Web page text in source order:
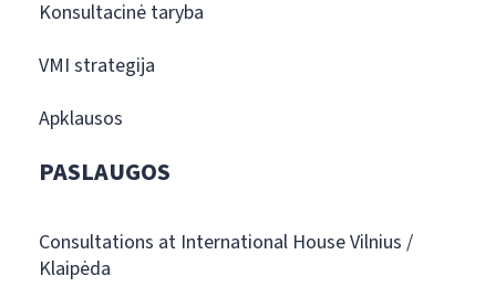
Konsultacinė taryba
VMI strategija
Apklausos
PASLAUGOS
Consultations at International House Vilnius /
Klaipėda